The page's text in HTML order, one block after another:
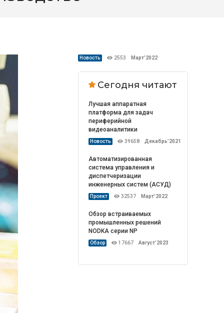
Новость 2553 Март’2022
Сегодня читают
Лучшая аппаратная
платформа для задач
периферийной
видеоаналитики
Новость 39658 Декабрь’2021
Автоматизированная
система управления и
диспетчеризации
инженерных систем (АСУД)
Проект 32537 Март’2022
Обзор встраиваемых
промышленных решений
NODKA серии NP
Обзор 17667 Август’2023